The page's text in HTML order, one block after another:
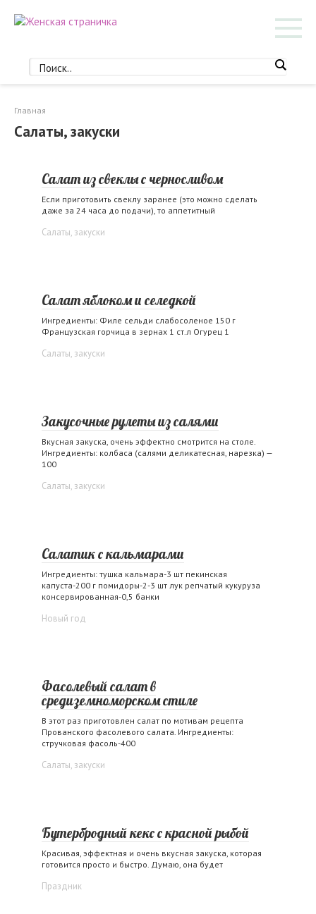
Главная
Салаты, закуски
Салат из свеклы с черносливом
Если приготовить свеклу заранее (это можно сделать
даже за 24 часа до подачи), то аппетитный
Салаты, закуски
Салат яблоком и селедкой
Ингредиенты: Филе сельди слабосоленое 150 г
Французская горчица в зернах 1 ст.л Огурец 1
Салаты, закуски
Закусочные рулеты из салями
Вкусная закуска, очень эффектно смотрится на столе.
Ингредиенты: колбаса (салями деликатесная, нарезка) —
100
Салаты, закуски
Салатик с кальмарами
Ингредиенты: тушка кальмара-3 шт пекинская
капуста-200 г помидоры-2-3 шт лук репчатый кукуруза
консервированная-0,5 банки
Новый год
Фасолевый салат в
средиземноморском стиле
В этот раз приготовлен салат по мотивам рецепта
Прованского фасолевого салата. Ингредиенты:
стручковая фасоль-400
Салаты, закуски
Бутербродный кекс с красной рыбой
Красивая, эффектная и очень вкусная закуска, которая
готовится просто и быстро. Думаю, она будет
Праздник